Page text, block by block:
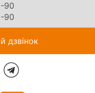
90
90
дзвінок